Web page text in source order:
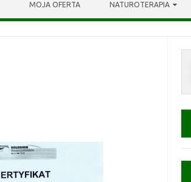
MOJA OFERTA NATUROTERAPIA